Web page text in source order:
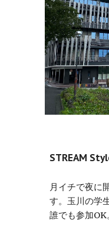
STREAM
月イチで夜に
す。玉川の学
誰でも参加OK